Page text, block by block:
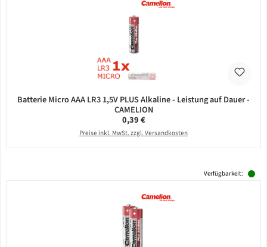
Batterie Micro AAA LR3 1,5V PLUS Alkaline - Leistung auf Dauer -
CAMELION
Regulärer Preis:
0,39 €
Preise inkl. MwSt. zzgl. Versandkosten
Verfügbarkeit: